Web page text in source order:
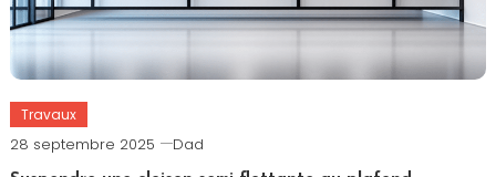
Travaux
28 septembre 2025 Dad